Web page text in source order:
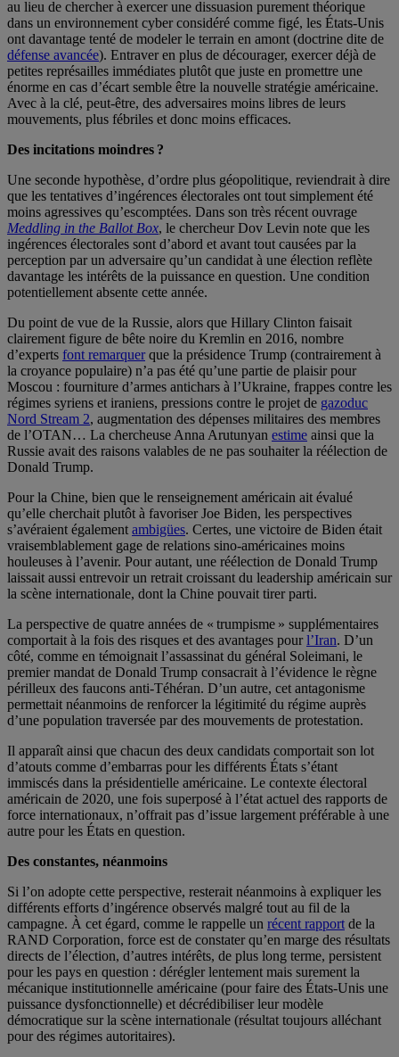
au lieu de chercher à exercer une dissuasion purement théorique
dans un environnement cyber considéré comme figé, les États-Unis
ont davantage tenté de modeler le terrain en amont (doctrine dite de
défense avancée). Entraver en plus de décourager, exercer déjà de
petites représailles immédiates plutôt que juste en promettre une
énorme en cas d’écart semble être la nouvelle stratégie américaine.
Avec à la clé, peut-être, des adversaires moins libres de leurs
mouvements, plus fébriles et donc moins efficaces.
Des incitations moindres ?
Une seconde hypothèse, d’ordre plus géopolitique, reviendrait à dire
que les tentatives d’ingérences électorales ont tout simplement été
moins agressives qu’escomptées. Dans son très récent ouvrage
Meddling in the Ballot Box, le chercheur Dov Levin note que les
ingérences électorales sont d’abord et avant tout causées par la
perception par un adversaire qu’un candidat à une élection reflète
davantage les intérêts de la puissance en question. Une condition
potentiellement absente cette année.
Du point de vue de la Russie, alors que Hillary Clinton faisait
clairement figure de bête noire du Kremlin en 2016, nombre
d’experts font remarquerque la présidence Trump (contrairement à
la croyance populaire) n’a pas été qu’une partie de plaisir pour
Moscou : fourniture d’armes antichars à l’Ukraine, frappes contre les
régimes syriens et iraniens, pressions contre le projet de gazoduc
Nord Stream 2, augmentation des dépenses militaires des membres
de l’OTAN… La chercheuse Anna Arutunyan estime ainsi que la
Russie avait des raisons valables de ne pas souhaiter la réélection de
Donald Trump.
Pour la Chine, bien que le renseignement américain ait évalué
qu’elle cherchait plutôt à favoriser Joe Biden, les perspectives
s’avéraient également ambigües. Certes, une victoire de Biden était
vraisemblablement gage de relations sino-américaines moins
houleuses à l’avenir. Pour autant, une réélection de Donald Trump
laissait aussi entrevoir un retrait croissant du leadership américain sur
la scène internationale, dont la Chine pouvait tirer parti.
La perspective de quatre années de « trumpisme » supplémentaires
comportait à la fois des risques et des avantages pourl’Iran. D’un
côté, comme en témoignait l’assassinat du général Soleimani, le
premier mandat de Donald Trump consacrait à l’évidence le règne
périlleux des faucons anti-Téhéran. D’un autre, cet antagonisme
permettait néanmoins de renforcer la légitimité du régime auprès
d’une population traversée par des mouvements de protestation.
Il apparaît ainsi que chacun des deux candidats comportait son lot
d’atouts comme d’embarras pour les différents États s’étant
immiscés dans la présidentielle américaine. Le contexte électoral
américain de 2020, une fois superposé à l’état actuel des rapports de
force internationaux, n’offrait pas d’issue largement préférable à une
autre pour les États en question.
Des constantes, néanmoins
Si l’on adopte cette perspective, resterait néanmoins à expliquer les
différents efforts d’ingérence observés malgré tout au fil de la
campagne. À cet égard, comme le rappelle un récent rapport de la
RAND Corporation, force est de constater qu’en marge des résultats
directs de l’élection, d’autres intérêts, de plus long terme, persistent
pour les pays en question : dérégler lentement mais surement la
mécanique institutionnelle américaine (pour faire des États-Unis une
puissance dysfonctionnelle) et décrédibiliser leur modèle
démocratique sur la scène internationale (résultat toujours alléchant
pour des régimes autoritaires).